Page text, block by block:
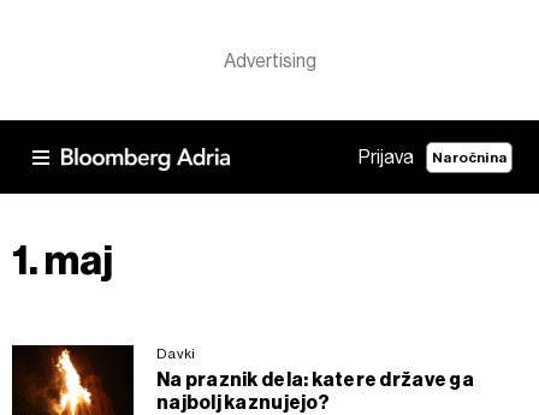
Prijava Naročnina
1. maj
Davki
Na praznik dela: katere države ga
najbolj kaznujejo?